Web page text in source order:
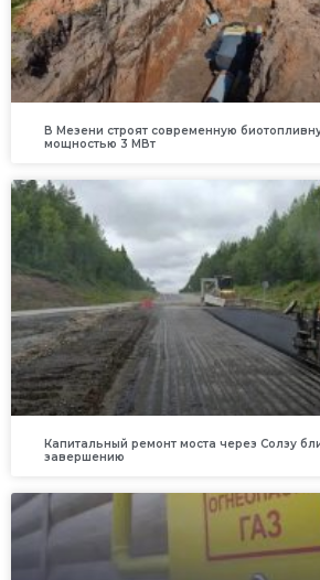
В Мезени строят современную
мощностью 3 МВт
Капитальный ремонт моста через Солзу
завершению